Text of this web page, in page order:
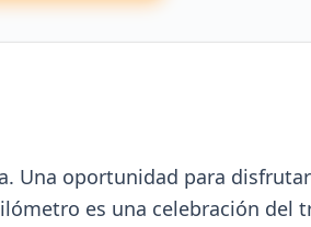
Una oportunidad para
es una celebración del